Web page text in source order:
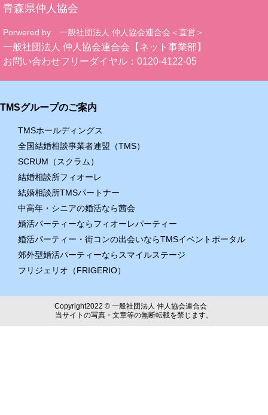
青森県仲人協会
Porwered by 一般社団法人 仲人協会連合会＜直営＞
一般社団法人 仲人協会連合会【ネット事業部】
お問い合わせフリーダイヤル： 0120-4122-05
TMSグループのご案内
TMSホールディングス
全国結婚相談事業者連盟（TMS）
SCRUM（スクラム）
結婚相談所フィオーレ
結婚相談所TMSパートナー
中高年・シニアの婚活なら茜会
婚活パーティーならフィオーレパーティー
婚活パーティー・街コンの出会いならTMSイベントポータル
郊外型婚活パーティーならスマイルステージ
フリジェリオ（FRIGERIO）
Copyright2022 © 一般社団法人 仲人協会連合会
当サイトの写真・文章等の無断転載を禁じます。